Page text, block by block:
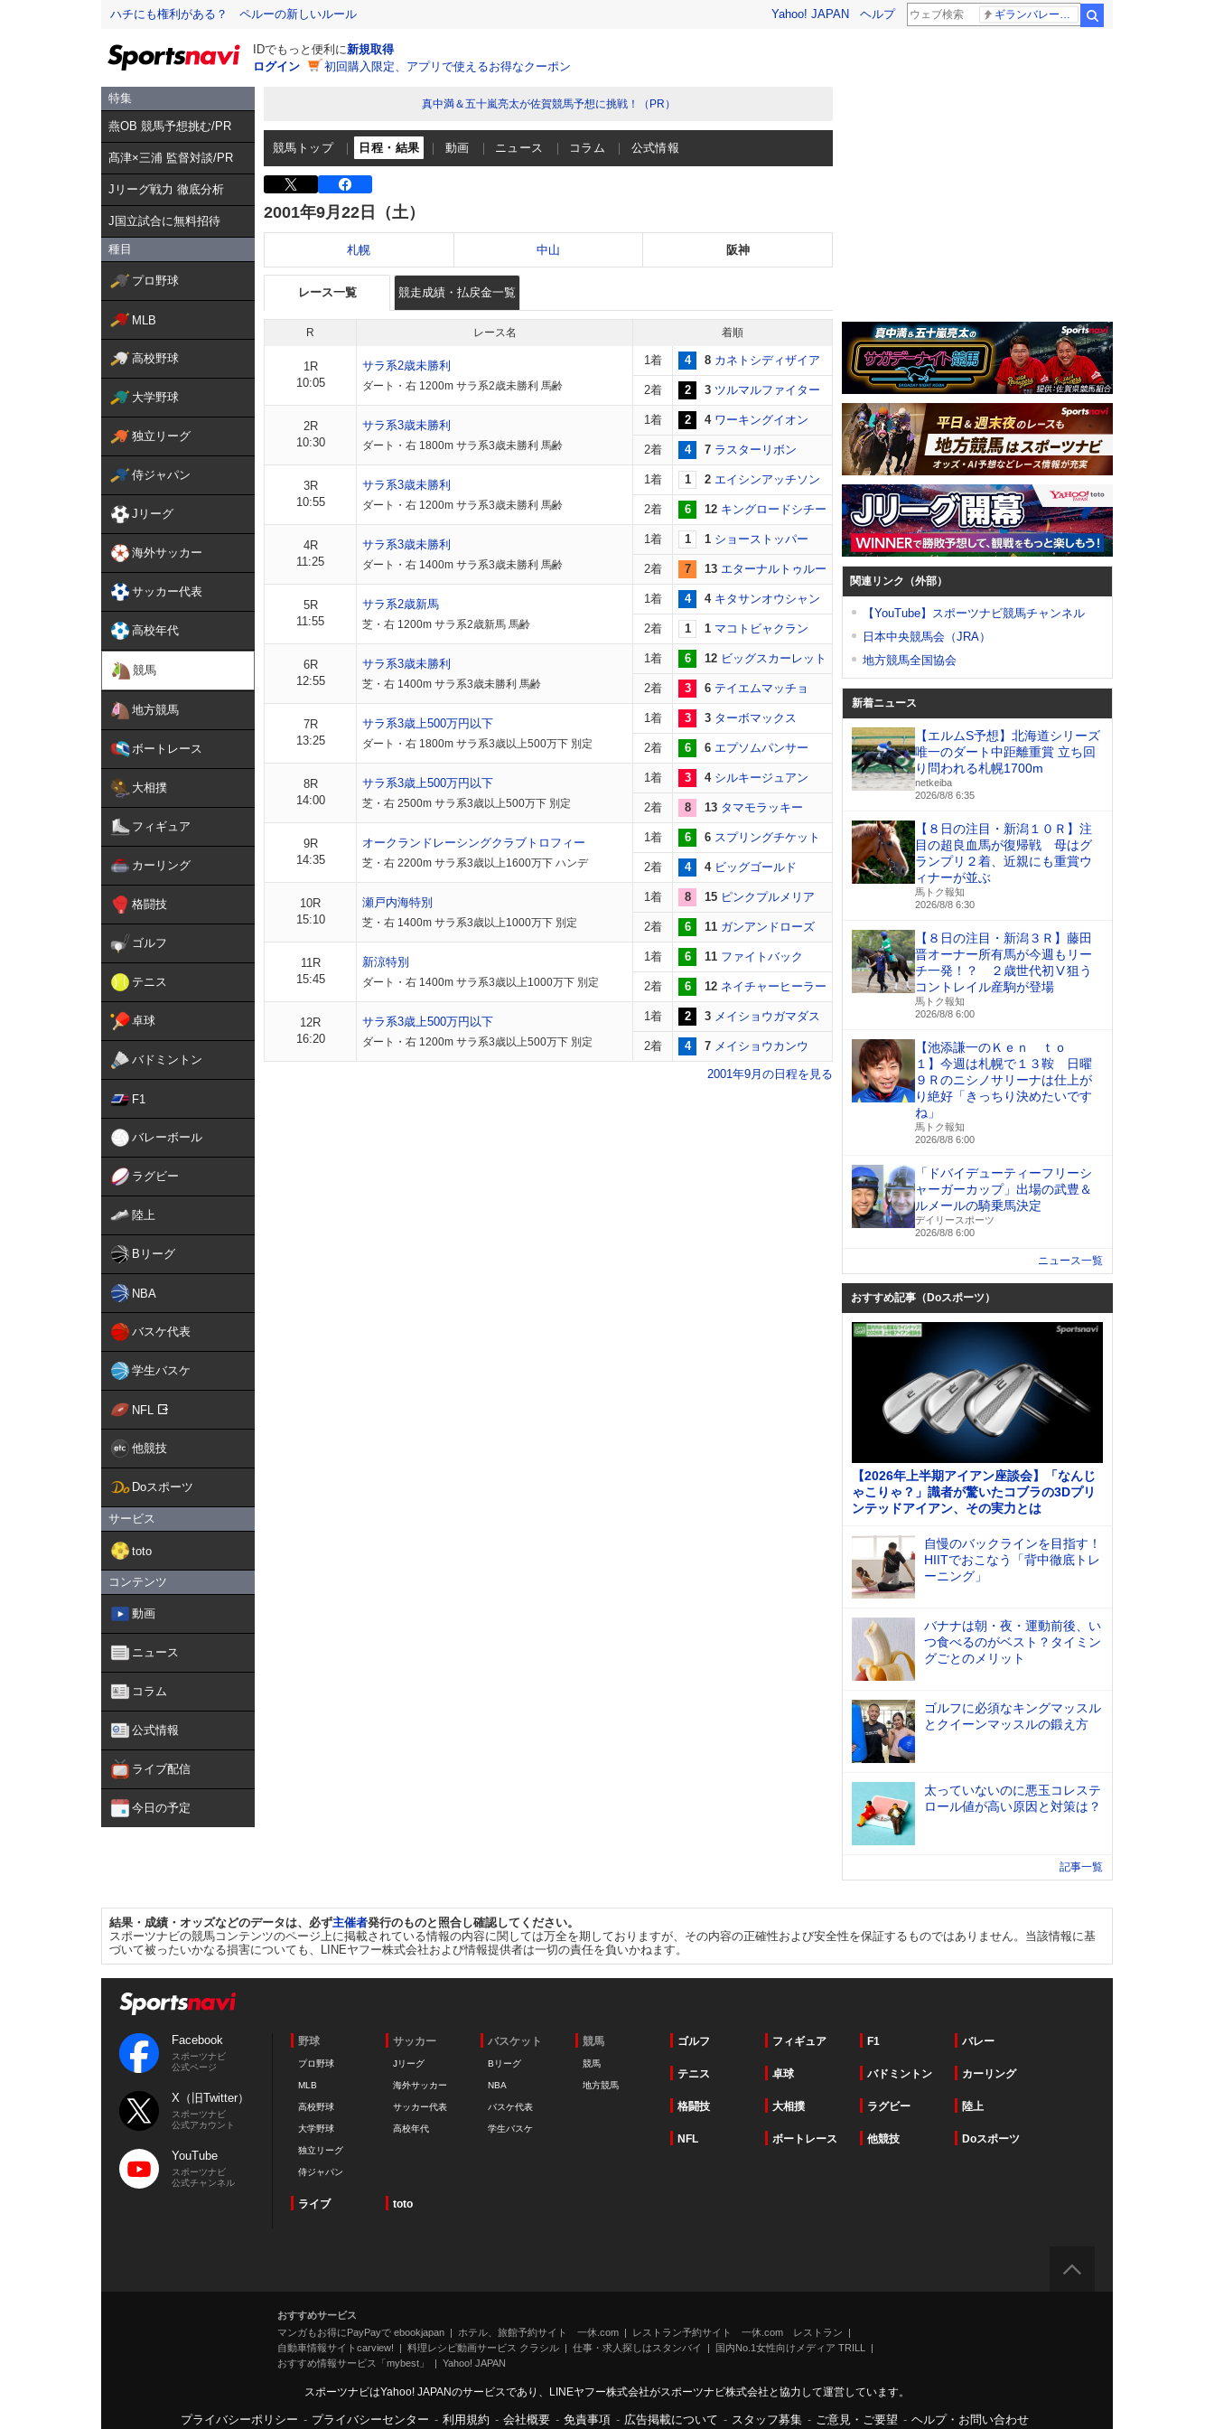
ハチにも権利がある？ ペルーの新しいルール Yahoo! JAPAN ヘルプ
IDでもっと便利に新規取得
ログイン
初回購入限定、アプリで使えるお得なクーポン
特集
燕OB 競馬予想挑む/PR
髙津×三浦 監督対談/PR
Jリーグ戦力 徹底分析
J国立試合に無料招待
種目
プロ野球
MLB
高校野球
大学野球
独立リーグ
侍ジャパン
Jリーグ
海外サッカー
サッカー代表
高校年代
競馬
地方競馬
ボートレース
大相撲
フィギュア
カーリング
格闘技
ゴルフ
テニス
卓球
バドミントン
F1
バレーボール
ラグビー
陸上
Bリーグ
NBA
バスケ代表
学生バスケ
NFL
他競技
Doスポーツ
サービス
toto
コンテンツ
動画
ニュース
コラム
公式情報
ライブ配信
今日の予定
真中満＆五十嵐亮太が佐賀競馬予想に挑戦！（PR）
競馬トップ 日程・結果 動画 ニュース コラム 公式情報
2001年9月22日（土）
札幌 中山 阪神
レース一覧 競走成績・払戻金一覧
R レース名 着順
1R
10:05
サラ系2歳未勝利
ダート・右 1200m サラ系2歳未勝利 馬齢
1着 4 8 カネトシディザイア
2着 2 3 ツルマルファイター
2R
10:30
サラ系3歳未勝利
ダート・右 1800m サラ系3歳未勝利 馬齢
1着 2 4 ワーキングイオン
2着 4 7 ラスターリボン
3R
10:55
サラ系3歳未勝利
ダート・右 1200m サラ系3歳未勝利 馬齢
1着 1 2 エイシンアッチソン
2着 6 12 キングロードシチー
4R
11:25
サラ系3歳未勝利
ダート・右 1400m サラ系3歳未勝利 馬齢
1着 1 1 ショーストッパー
2着 7 13 エターナルトゥルー
5R
11:55
サラ系2歳新馬
芝・右 1200m サラ系2歳新馬 馬齢
1着 4 4 キタサンオウシャン
2着 1 1 マコトビャクラン
6R
12:55
サラ系3歳未勝利
芝・右 1400m サラ系3歳未勝利 馬齢
1着 6 12 ビッグスカーレット
2着 3 6 テイエムマッチョ
7R
13:25
サラ系3歳上500万円以下
ダート・右 1800m サラ系3歳以上500万下 別定
1着 3 3 ターボマックス
2着 6 6 エプソムパンサー
8R
14:00
サラ系3歳上500万円以下
芝・右 2500m サラ系3歳以上500万下 別定
1着 3 4 シルキージュアン
2着 8 13 タマモラッキー
9R
14:35
オークランドレーシングクラブトロフィー
芝・右 2200m サラ系3歳以上1600万下 ハンデ
1着 6 6 スプリングチケット
2着 4 4 ビッグゴールド
10R
15:10
瀬戸内海特別
芝・右 1400m サラ系3歳以上1000万下 別定
1着 8 15 ピンクプルメリア
2着 6 11 ガンアンドローズ
11R
15:45
新涼特別
ダート・右 1400m サラ系3歳以上1000万下 別定
1着 6 11 ファイトバック
2着 6 12 ネイチャーヒーラー
12R
16:20
サラ系3歳上500万円以下
ダート・右 1200m サラ系3歳以上500万下 別定
1着 2 3 メイショウガマダス
2着 4 7 メイショウカンウ
2001年9月の日程を見る
関連リンク（外部）
【YouTube】スポーツナビ競馬チャンネル
日本中央競馬会（JRA）
地方競馬全国協会
新着ニュース
【エルムS予想】北海道シリーズ
唯一のダート中距離重賞 立ち回
り問われる札幌1700m
netkeiba
2026/8/8 6:35
【８日の注目・新潟１０Ｒ】注
目の超良血馬が復帰戦 母はグ
ランプリ２着、近親にも重賞ウ
ィナーが並ぶ
馬トク報知
2026/8/8 6:30
【８日の注目・新潟３Ｒ】藤田
晋オーナー所有馬が今週もリー
チ一発！？ ２歳世代初Ⅴ狙う
コントレイル産駒が登場
馬トク報知
2026/8/8 6:00
【池添謙一のＫｅｎ ｔｏ
１】今週は札幌で１３鞍 日曜
９Ｒのニシノサリーナは仕上が
り絶好「きっちり決めたいです
ね」
馬トク報知
2026/8/8 6:00
「ドバイデューティーフリーシ
ャーガーカップ」出場の武豊＆
ルメールの騎乗馬決定
デイリースポーツ
2026/8/8 6:00
ニュース一覧
おすすめ記事（Doスポーツ）
【2026年上半期アイアン座談会】「なんじ
ゃこりゃ？」識者が驚いたコブラの3Dプリ
ンテッドアイアン、その実力とは
自慢のバックラインを目指す！
HIITでおこなう「背中徹底トレ
ーニング」
バナナは朝・夜・運動前後、い
つ食べるのがベスト？タイミン
グごとのメリット
ゴルフに必須なキングマッスル
とクイーンマッスルの鍛え方
太っていないのに悪玉コレステ
ロール値が高い原因と対策は？
記事一覧
結果・成績・オッズなどのデータは、必ず主催者発行のものと照合し確認してください。
スポーツナビの競馬コンテンツのページ上に掲載されている情報の内容に関しては万全を期しておりますが、その内容の正確性および安全性を保証するものではありません。当該情報に基
づいて被ったいかなる損害についても、LINEヤフー株式会社および情報提供者は一切の責任を負いかねます。
Facebook
スポーツナビ
公式ページ
X（旧Twitter）
スポーツナビ
公式アカウント
YouTube
スポーツナビ
公式チャンネル
野球
プロ野球
MLB
高校野球
大学野球
独立リーグ
侍ジャパン
サッカー
Jリーグ
海外サッカー
サッカー代表
高校年代
バスケット
Bリーグ
NBA
バスケ代表
学生バスケ
競馬
競馬
地方競馬
ゴルフ フィギュア F1 バレー
テニス 卓球 バドミントン カーリング
格闘技 大相撲 ラグビー 陸上
NFL ボートレース 他競技 Doスポーツ
ライブ toto
おすすめサービス
マンガもお得にPayPayで ebookjapan
ホテル、旅館予約サイト 一休.com
レストラン予約サイト 一休.com レストラン
自動車情報サイトcarview!
料理レシピ動画サービス クラシル 仕事・求人探しはスタンバイ
国内No.1女性向けメディア TRILL
おすすめ情報サービス「mybest」
Yahoo! JAPAN
スポーツナビはYahoo! JAPANのサービスであり、LINEヤフー株式会社がスポーツナビ株式会社と協力して運営しています。
プライバシーポリシー - プライバシーセンター - 利用規約 - 会社概要 - 免責事項 - 広告掲載について - スタッフ募集 - ご意見・ご要望 - ヘルプ・お問い合わせ